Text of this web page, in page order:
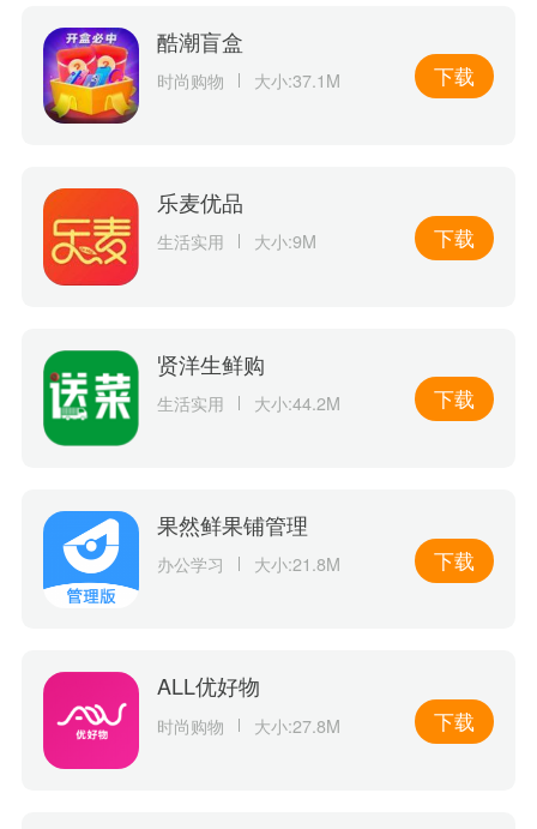
酷潮盲盒
时尚购物 大小:37.1M 下载
乐麦优品
生活实用 大小:9M 下载
贤洋生鲜购
生活实用 大小:44.2M 下载
果然鲜果铺管理
办公学习 大小:21.8M 下载
ALL优好物
时尚购物 大小:27.8M 下载